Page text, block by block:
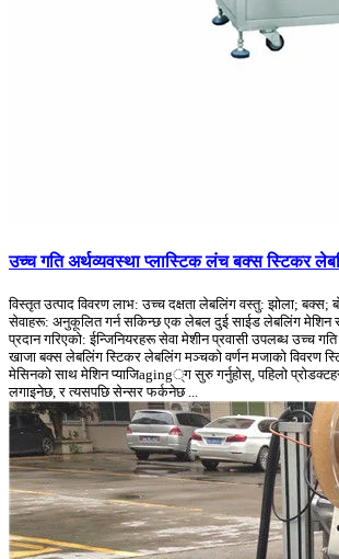
उच्च गति अर्थव्यवस्था प्लास्टिक लंच बक्स स्टिकर
विस्तृत उत्पाद विवरण लाभ: उच्च दक्षता लेबलिंग वस्तु: झोला; बक्स;
सेवाहरू: अनुकूलित गर्न सकिन्छ एक लेबल दुई साईड लेबलिंग मेशिन
प्रदान गरिएको: ईन्जिनियरहरू सेवा मेशीन प्रवासी उपलब्ध उच्च
खाजा बक्स लेबलिंग स्टिकर लेबलिंग मञ्चको वर्णन मजाको विवरण
मेसिनको साथ मेशिन प्याजिaging्ग सुरु गर्नुहोस्, पहिलो
लगाइनेछ, र त्यसपछि सेन्सर फर्कनेछ ...